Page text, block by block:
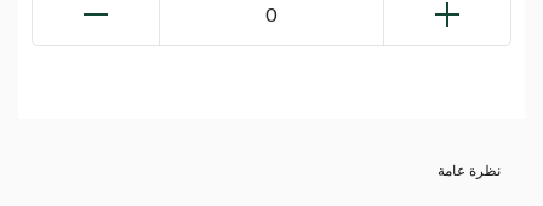
0
نظرة عامة